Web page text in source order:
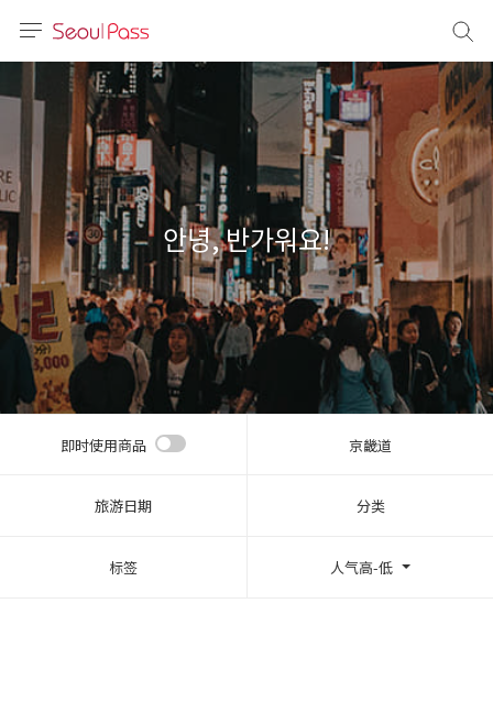
体)
文 (台灣)
안녕, 반가워요!
即时使用商品 京畿道
旅游日期 分类
标签 人气高-低